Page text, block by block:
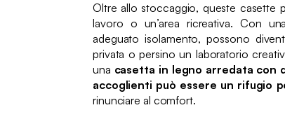
Oltre allo stoccaggio, queste casette
lavoro o un’area ricreativa. Con
adeguato isolamento, possono
privata o persino un laboratorio
una casetta in legno arredata con
accoglienti può essere un rifugio
rinunciare al comfort.